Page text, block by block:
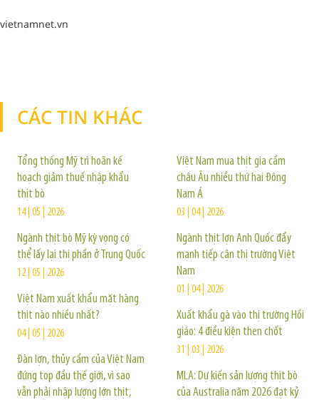
vietnamnet.vn
CÁC TIN KHÁC
Tổng thống Mỹ trì hoãn kế
hoạch giảm thuế nhập khẩu
thịt bò
14 | 05 | 2026
Ngành thịt bò Mỹ kỳ vọng có
thể lấy lại thị phần ở Trung Quốc
12 | 05 | 2026
Việt Nam xuất khẩu mặt hàng
thịt nào nhiều nhất?
04 | 05 | 2026
Đàn lợn, thủy cầm của Việt Nam
đứng top đầu thế giới, vì sao
vẫn phải nhập lượng lớn thịt,
Việt Nam mua thịt gia cầm
châu Âu nhiều thứ hai Đông
Nam Á
03 | 04 | 2026
Ngành thịt lợn Anh Quốc đẩy
mạnh tiếp cận thị trường Việt
Nam
01 | 04 | 2026
Xuất khẩu gà vào thị trường Hồi
giáo: 4 điều kiện then chốt
31 | 03 | 2026
MLA: Dự kiến sản lượng thịt bò
của Australia năm 2026 đạt kỷ